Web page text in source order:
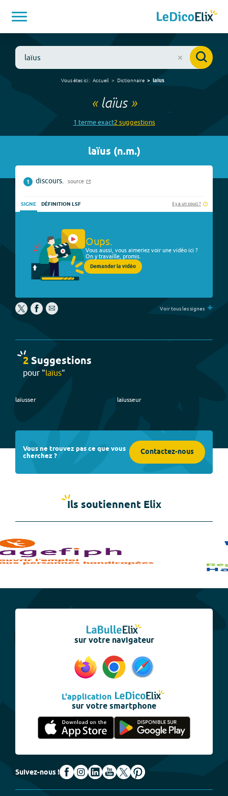
Vous êtes ici : Accueil Dictionnaire laïus
« laïus»
1 termeexact2 suggestions
laïus (n.m.)
1 discours. source
SIGNE DÉFINITION LSF Il y a un souci ?
Oups.
Vous aussi, vous aimeriez voir une vidéo ici ?
On y travaille, promis.
Demander la vidéo
Voir tous les signes +
2Suggestions
pour "laïus"
laïusser laïusseur
Vous ne trouvez pas ce que vous
cherchez ? Contactez-nous
Ils soutiennent Elix
sur votre navigateur
L'application
sur votre smartphone
Suivez-nous !